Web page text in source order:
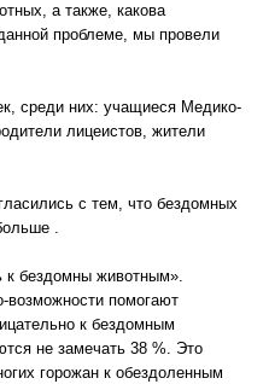
а также, какова
проблеме, мы провели
среди них: учащиеся Медико-
лицеистов, жители
с тем, что бездомных
.
к бездомны животным».
помогают
к бездомным
не замечать 38 %. Это
горожан к обездоленным